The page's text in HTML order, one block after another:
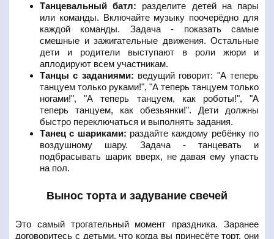
Танцевальный батл: разделите детей на пары
или команды. Включайте музыку поочерёдно для
каждой команды. Задача - показать самые
смешные и зажигательные движения. Остальные
дети и родители выступают в роли жюри и
аплодируют всем участникам.
Танцы с заданиями: ведущий говорит: "А теперь
танцуем только руками!", "А теперь танцуем только
ногами!", "А теперь танцуем, как роботы!", "А
теперь танцуем, как обезьянки!". Дети должны
быстро переключаться и выполнять задания.
Танец с шариками: раздайте каждому ребёнку по
воздушному шару. Задача - танцевать и
подбрасывать шарик вверх, не давая ему упасть
на пол.
Вынос торта и задувание свечей
Это самый трогательный момент праздника. Заранее
договоритесь с детьми, что когда вы принесёте торт, они